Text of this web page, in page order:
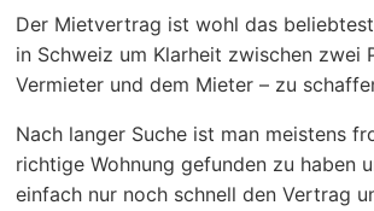
Der Mietvertrag ist wohl das
in Schweiz um Klarheit zwischen zwei
Vermieter und dem Mieter – zu
Nach langer Suche ist man meistens
richtige Wohnung gefunden zu haben
einfach nur noch schnell den Vertrag